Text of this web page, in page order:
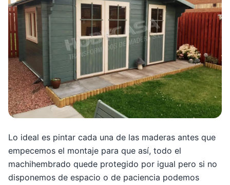
Lo ideal es pintar cada una de las maderas antes que
empecemos el montaje para que así, todo el
machihembrado quede protegido por igual pero si no
disponemos de espacio o de paciencia podemos